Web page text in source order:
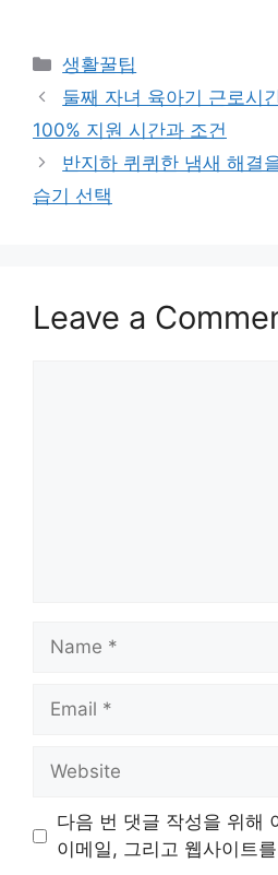
Categories
생활꿀팁
둘째 자녀 육아기 근로시
100% 지원 시간과 조건
반지하 퀴퀴한 냄새 해결
습기 선택
Leave a
Name
Email
Website
다음 번 댓글 작성을 위해
이메일, 그리고 웹사이트